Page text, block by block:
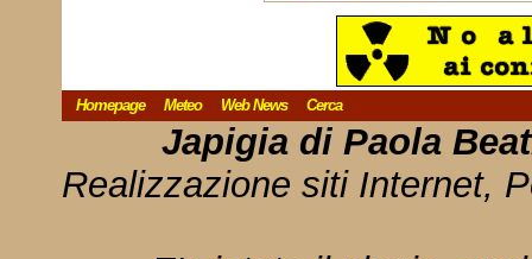
Homepage Meteo Web News Cerca
Japigia di Paola
Realizzazione siti Internet,